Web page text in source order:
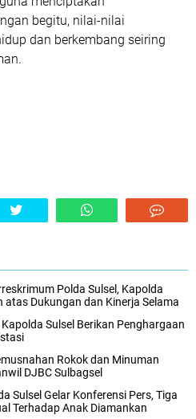
begitu, nilai-nilai
dan berkembang seiring
Polda Sulsel, Kapolda
atas Dukungan dan Kinerja Selama
Sulsel Berikan Penghargaan
Rokok dan Minuman
DJBC Sulbagsel
Sulsel Gelar Konferensi Pers, Tiga
Terhadap Anak Diamankan